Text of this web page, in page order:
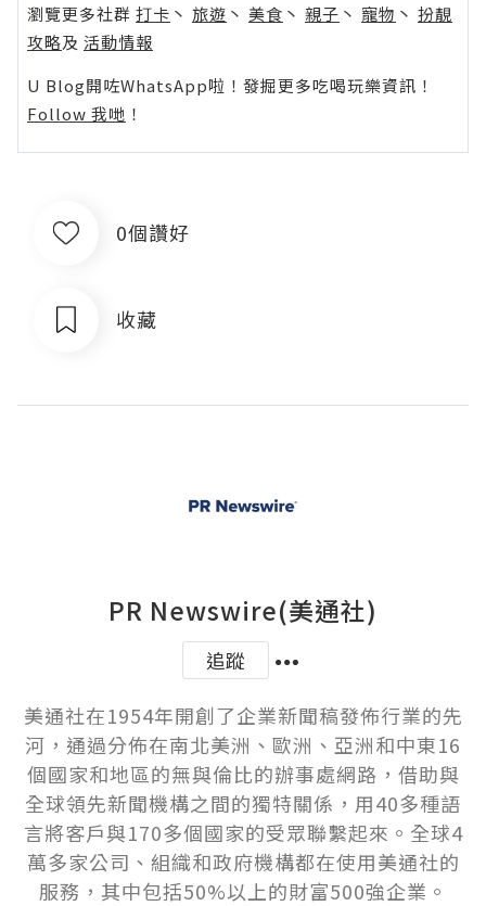
瀏覽更多社群 打卡 丶 旅遊 丶 美食 丶 親子 丶 寵物 丶 扮靚
攻略及 活動情報
U Blog開咗WhatsApp啦！發掘更多吃喝玩樂資訊！
Follow 我哋 ！
0個讚好
收藏
PR Newswire(美通社)
追蹤
美通社在1954年開創了企業新聞稿發佈行業的先
河，通過分佈在南北美洲、歐洲、亞洲和中東16
個國家和地區的無與倫比的辦事處網路，借助與
全球領先新聞機構之間的獨特關係，用40多種語
言將客戶與170多個國家的受眾聯繫起來。全球4
萬多家公司、組織和政府機構都在使用美通社的
服務，其中包括50%以上的財富500強企業。